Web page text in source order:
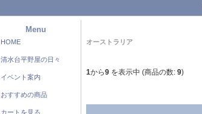
Menu
HOME
清水台平野屋の日々
イベント案内
おすすめの商品
カートを見る
オーストラリア
1から9 を表示中 (商品の数: 9)